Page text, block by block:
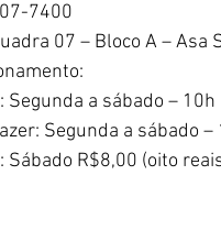
7400
07 – Bloco A – Asa
Segunda a sábado –
Segunda a sábado
Sábado R$8,00 (oito